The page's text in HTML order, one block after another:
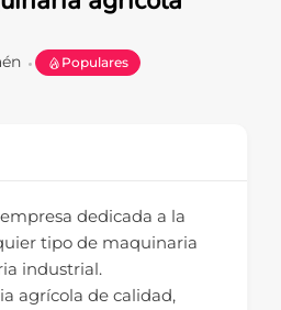
Populares
dedicada a la
tipo de maquinaria
industrial.
agrícola de calidad,